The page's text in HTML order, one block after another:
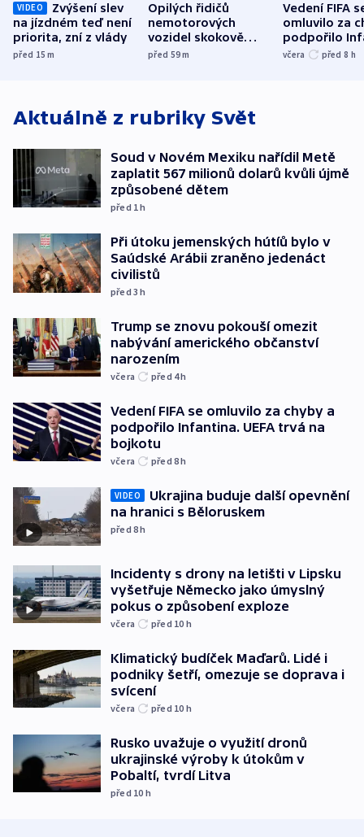
VIDEO
Zvýšení slev
na jízdném teď není
priorita, zní z vlády
před 15m
Opilých řidičů
nemotorových
vozidel skokově
přibylo, nejvíc ve
před 59m
Vedení FIFA
omluvilo za
podpořilo
UEFA trvá na
včera před 8 h
Aktuálně z rubriky Svět
Soud v Novém Mexiku nařídil Metě
zaplatit 567 milionů dolarů kvůli újmě
způsobené dětem
před 1h
Při útoku jemenských hútíů bylo v
Saúdské Arábii zraněno jedenáct
civilistů
před 3h
Trump se znovu pokouší omezit
nabývání amerického občanství
narozením
včera před 4h
Vedení FIFA se omluvilo za chyby a
podpořilo Infantina. UEFA trvá na
bojkotu
včera před 8h
VIDEO
Ukrajina buduje další opevnění
na hranici s Běloruskem
před 8h
Incidenty s drony na letišti v Lipsku
vyšetřuje Německo jako úmyslný
pokus o způsobení exploze
včera před 10 h
Klimatický budíček Maďarů. Lidé i
podniky šetří, omezuje se doprava i
svícení
včera před 10 h
Rusko uvažuje o využití dronů
ukrajinské výroby k útokům v
Pobaltí, tvrdí Litva
před 10 h